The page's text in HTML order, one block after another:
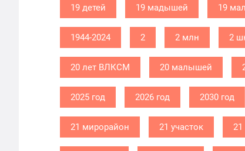
19 детей 19 мадышей 19
1944-2024 2 2 млн 2
20 лет ВЛКСМ 20 малышей
2025 год 2026 год 2030 год
21 мирорайон 21 участок